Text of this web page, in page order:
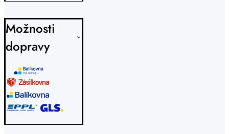
Možnosti
dopravy